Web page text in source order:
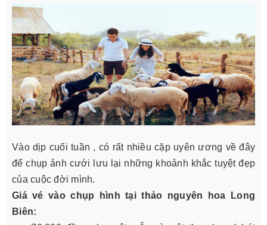
Vào dịp cuối tuần , có rất nhiều cặp uyên ương về đây
để chụp ảnh cưới lưu lại những khoảnh khắc tuyệt đẹp
của cuộc đời mình.
Giá vé vào chụp hình tại thảo nguyên hoa Long
Biên: